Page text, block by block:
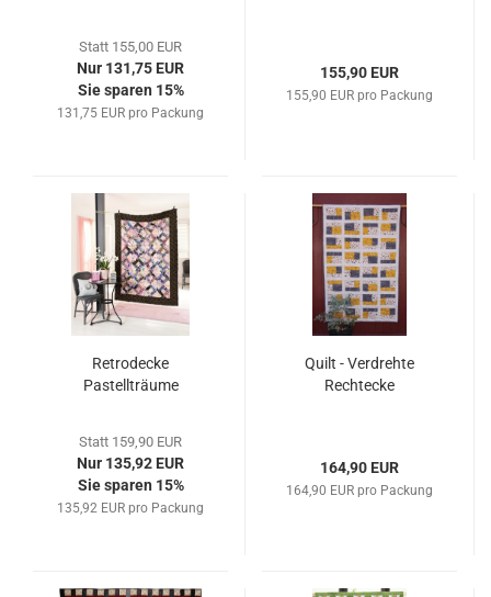
Statt 155,00 EUR
Nur 131,75 EUR
Sie sparen 15%
131,75 EUR pro Packung
155,90 EUR
155,90 EUR pro Packung
Retrodecke
Pastellträume
Statt 159,90 EUR
Nur 135,92 EUR
Sie sparen 15%
135,92 EUR pro Packung
Quilt - Verdrehte
Rechtecke
164,90 EUR
164,90 EUR pro Packung